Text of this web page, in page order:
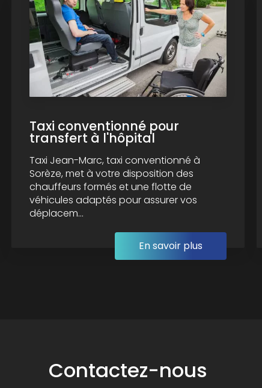
Taxi conventionné pour
transfert à l'hôpital
Taxi Jean-Marc, taxi conventionné à
Sorèze, met à votre disposition des
chauffeurs formés et une flotte de
véhicules adaptés pour assurer vos
déplacem...
En savoir plus
Contactez-nous